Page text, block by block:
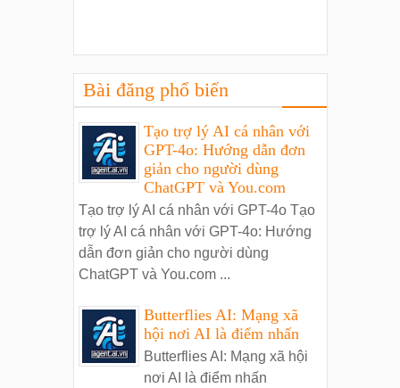
Bài đăng phổ biến
Tạo trợ lý AI cá nhân với
GPT-4o: Hướng dẫn đơn
giản cho người dùng
ChatGPT và You.com
Tạo trợ lý AI cá nhân với GPT-4o Tạo
trợ lý AI cá nhân với GPT-4o: Hướng
dẫn đơn giản cho người dùng
ChatGPT và You.com ...
Butterflies AI: Mạng xã
hội nơi AI là điểm nhấn
Butterflies AI: Mạng xã hội
nơi AI là điểm nhấn